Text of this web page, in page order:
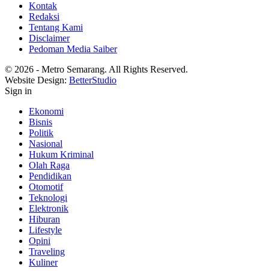
Kontak
Redaksi
Tentang Kami
Disclaimer
Pedoman Media Saiber
© 2026 - Metro Semarang. All Rights Reserved.
Website Design: BetterStudio
Sign in
Ekonomi
Bisnis
Politik
Nasional
Hukum Kriminal
Olah Raga
Pendidikan
Otomotif
Teknologi
Elektronik
Hiburan
Lifestyle
Opini
Traveling
Kuliner